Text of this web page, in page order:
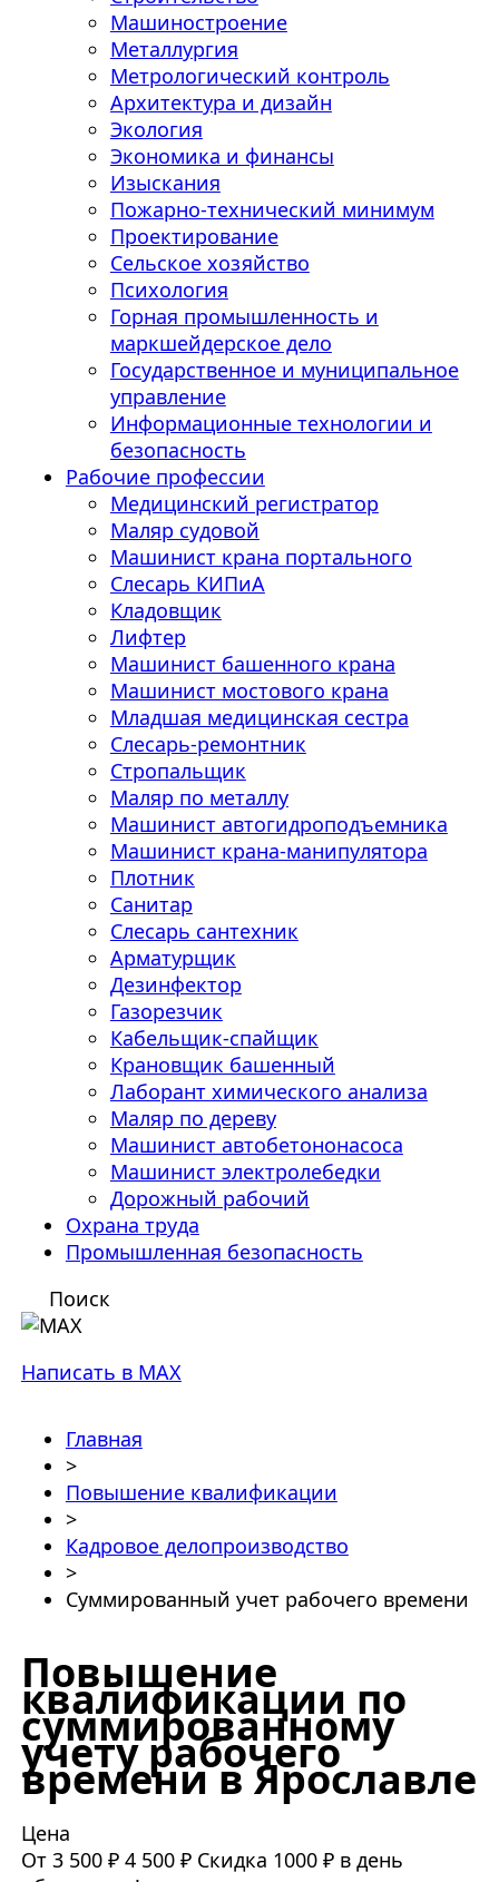
Машиностроение
Металлургия
Метрологический контроль
Архитектура и дизайн
Экология
Экономика и финансы
Изыскания
Пожарно-технический минимум
Проектирование
Сельское хозяйство
Психология
Горная промышленность и
маркшейдерское дело
Государственное и муниципальное
управление
Информационные технологии и
безопасность
Рабочие профессии
Медицинский регистратор
Маляр судовой
Машинист крана портального
Слесарь КИПиА
Кладовщик
Лифтер
Машинист башенного крана
Машинист мостового крана
Младшая медицинская сестра
Слесарь-ремонтник
Стропальщик
Маляр по металлу
Машинист автогидроподъемника
Машинист крана-манипулятора
Плотник
Санитар
Слесарь сантехник
Арматурщик
Дезинфектор
Газорезчик
Кабельщик-спайщик
Крановщик башенный
Лаборант химического анализа
Маляр по дереву
Машинист автобетононасоса
Машинист электролебедки
Дорожный рабочий
Охрана труда
Промышленная безопасность
Поиск
Написать в MAX
Главная
>
Повышение квалификации
>
Кадровое делопроизводство
>
Суммированный учет рабочего времени
Повышение
квалификации по
суммированному
учету рабочего
времени в Ярославле
Цена
От 3 500 ₽ 4 500 ₽ Скидка 1000 ₽ в день